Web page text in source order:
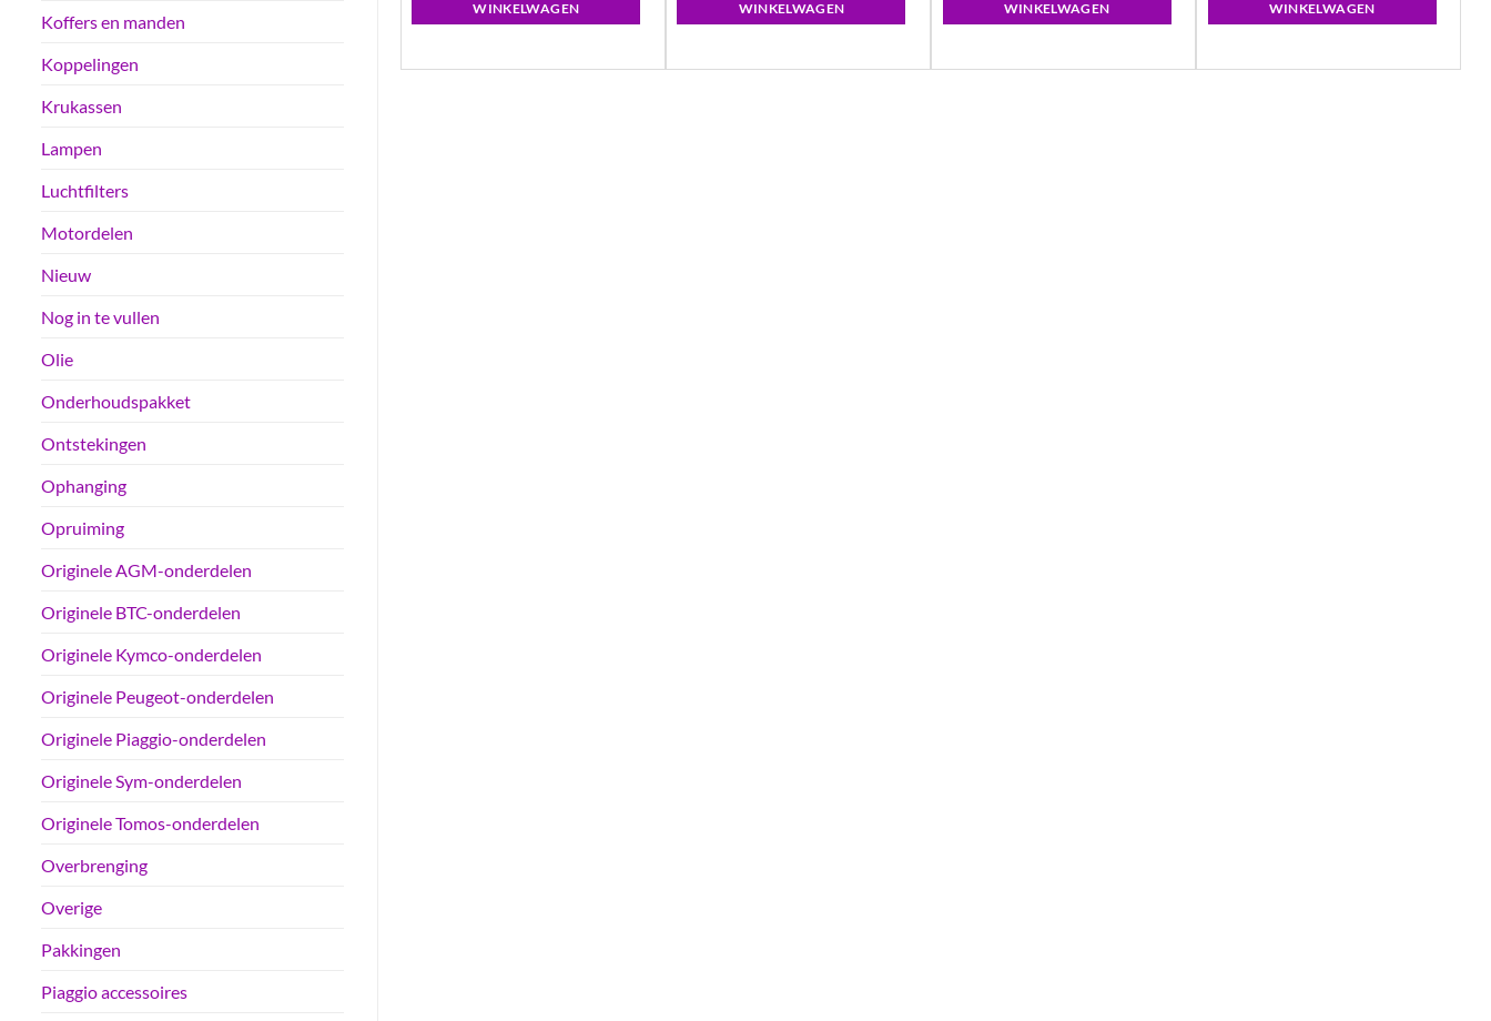
Koffers en manden
Koppelingen
Krukassen
Lampen
Luchtfilters
Motordelen
Nieuw
Nog in te vullen
Olie
Onderhoudspakket
Ontstekingen
Ophanging
Opruiming
Originele AGM-onderdelen
Originele BTC-onderdelen
Originele Kymco-onderdelen
Originele Peugeot-onderdelen
Originele Piaggio-onderdelen
Originele Sym-onderdelen
Originele Tomos-onderdelen
Overbrenging
Overige
Pakkingen
Piaggio accessoires
WINKELWAGEN WINKELWAGEN WINKELWAGEN WINKELWAGEN